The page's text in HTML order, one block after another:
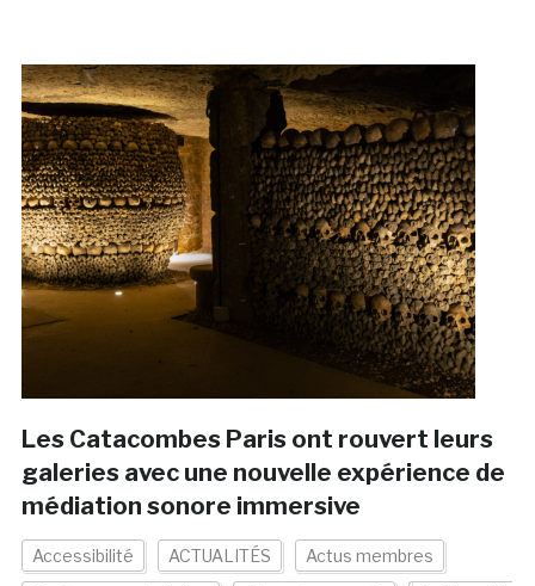
Les Catacombes Paris ont rouvert leurs
galeries avec une nouvelle expérience de
médiation sonore immersive
Accessibilité ACTUALITÉS Actus membres